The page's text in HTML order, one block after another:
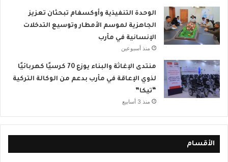
الوحدة التنفيذية وأوكسفام تبحثان تعزيز
الجاهزية لموسم الأمطار وتوسيع التدخلات
الإنسانية في مأرب
منذ أسبوعين
منتدى الإغاثة والبناء يوزع 70 كرسيًا كهربائيًا
لذوي الإعاقة في مأرب بدعم من الوكالة التركية
“تيكا”
منذ 3 أسابيع
الأقسام